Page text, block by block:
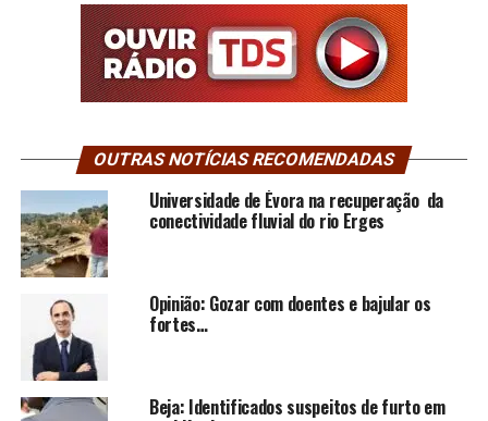
OUTRAS NOTÍCIAS RECOMENDADAS
Universidade de Évora na recuperação da
conectividade fluvial do rio Erges
Opinião: Gozar com doentes e bajular os
fortes…
Beja: Identificados suspeitos de furto em